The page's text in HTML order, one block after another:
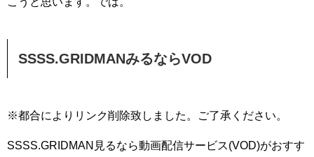
SSSS.GRIDMANみるならVOD
※都合によりリンク削除致しました。ご了承ください。
SSSS.GRIDMAN見るなら動画配信サービス(VOD)がおすす